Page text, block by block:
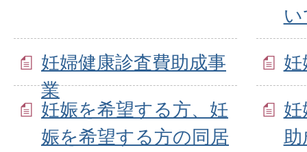
妊婦健康診査費助成事
業
妊娠を希望する方、妊
娠を希望する方の同居
助